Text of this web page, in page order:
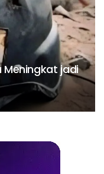
Meningkat jadi